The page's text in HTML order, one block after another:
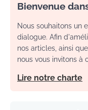
Bienvenue
Nous souhaitons un
dialogue. Afin
nos articles, ainsi
nous vous invitons à
Lire notre charte